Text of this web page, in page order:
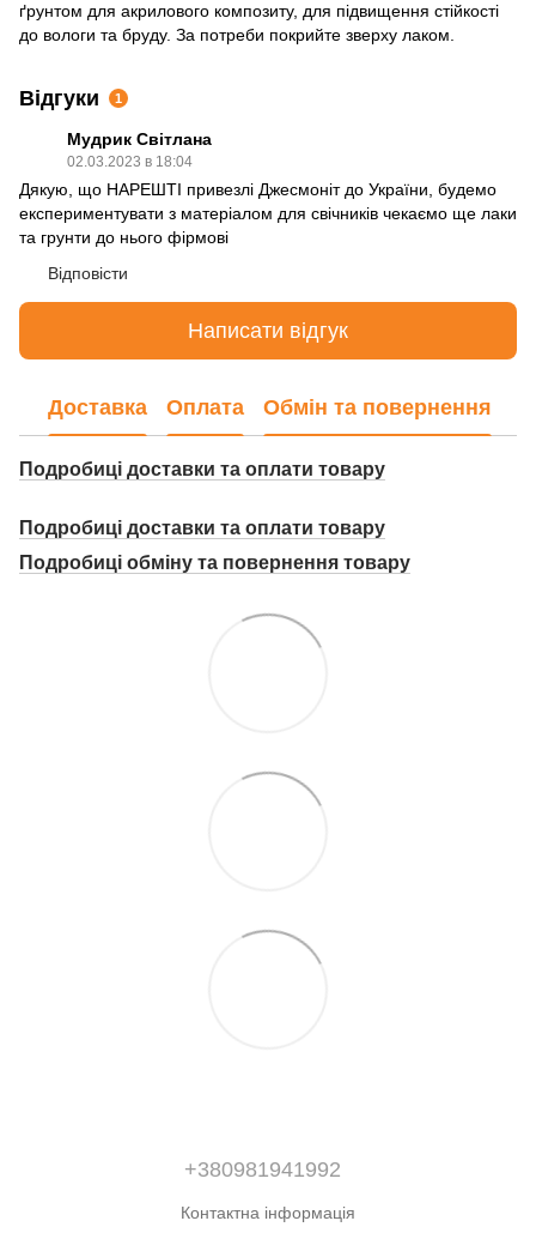
ґрунтом для акрилового композиту, для підвищення стійкості
до вологи та бруду. За потреби покрийте зверху лаком.
Відгуки 1
Мудрик Світлана
02.03.2023 в 18:04
Дякую, що НАРЕШТІ привезлі Джесмоніт до України, будемо
експериментувати з матеріалом для свічників чекаємо ще лаки
та грунти до нього фірмові
Відповісти
Написати відгук
Доставка Оплата Обмін та повернення
Подробиці доставки та оплати товару
Подробиці доставки та оплати товару
Подробиці обміну та повернення товару
+380981941992
Контактна інформація